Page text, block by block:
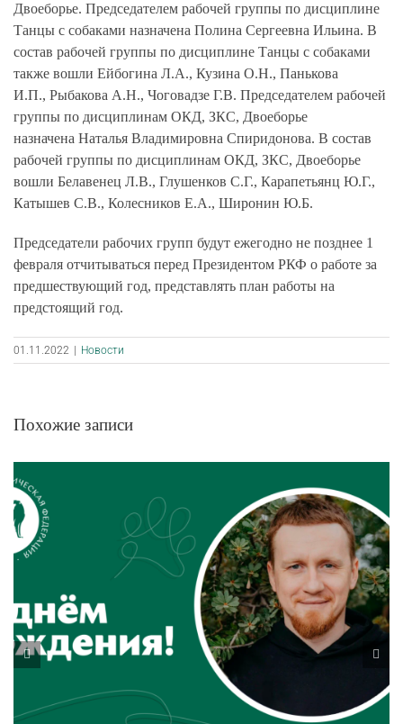
Двоеборье. Председателем рабочей группы по дисциплине
Танцы с собаками назначена Полина Сергеевна Ильина. В
состав рабочей группы по дисциплине Танцы с собаками
также вошли Ейбогина Л.А., Кузина О.Н., Панькова
И.П., Рыбакова А.Н., Чоговадзе Г.В. Председателем рабочей
группы по дисциплинам ОКД, ЗКС, Двоеборье
назначена Наталья Владимировна Спиридонова. В состав
рабочей группы по дисциплинам ОКД, ЗКС, Двоеборье
вошли Белавенец Л.В., Глушенков С.Г., Карапетьянц Ю.Г.,
Катышев С.В., Колесников Е.А., Широнин Ю.Б.
Председатели рабочих групп будут ежегодно не позднее 1
февраля отчитываться перед Президентом РКФ о работе за
предшествующий год, представлять план работы на
предстоящий год.
01.11.2022 Новости
Похожие записи